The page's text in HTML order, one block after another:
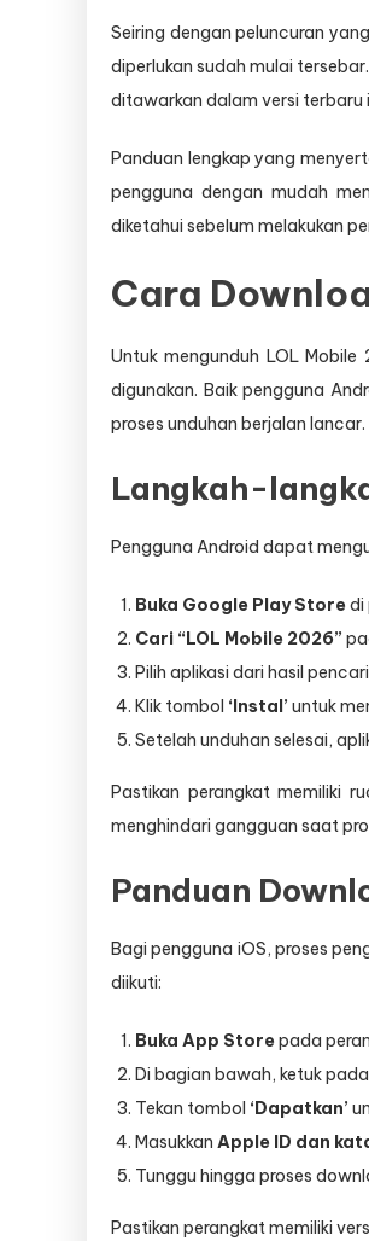
Seiring dengan peluncuran
diperlukan sudah mulai
ditawarkan dalam versi terbaru
Panduan lengkap yang
pengguna dengan mudah
diketahui sebelum melakukan
Cara
Untuk mengunduh LOL
digunakan. Baik pengguna
proses unduhan berjalan lancar.
Langkah-
Pengguna Android dapat
Buka Google Play Storedi
Cari “LOL Mobile 2026”
Pilih aplikasi dari hasil
Klik tombol ‘Instal’ untuk
Setelah unduhan selesai,
Pastikan perangkat memiliki
menghindari gangguan saat
Panduan
Bagi pengguna iOS, proses
diikuti:
Buka App Storepada
Di bagian bawah, ketuk pada
Tekan tombol ‘Dapatkan’
Masukkan Apple ID dan
Tunggu hingga proses
Pastikan perangkat memiliki